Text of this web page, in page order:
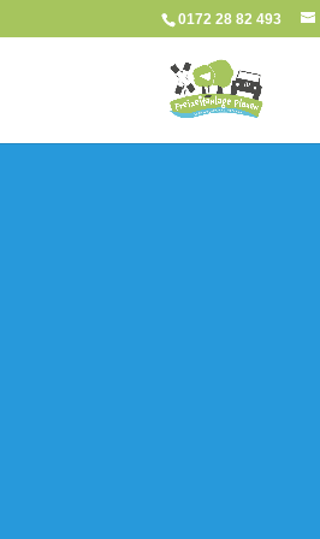
0172 28 82 493